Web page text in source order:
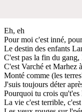
Eh, eh
Pour moi c'еst inné,
Le destin des enfants
C'est pas la fin du
C'est Varché et Marhez
Monté comme (les
J'suis toujours déter
Pourquoi tu crois qu't'es
La vie c'est terrible,